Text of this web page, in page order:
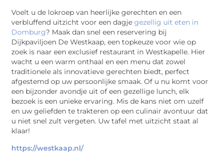
Voelt u de lokroep van heerlijke gerechten en een
verbluffend uitzicht voor een dagjegezellig uit eten in
Domburg? Maak dan snel een reservering bij
Dijkpaviljoen De Westkaap, een topkeuze voor wie op
zoek is naar een exclusief restaurant in Westkapelle. Hier
wacht u een warm onthaal en een menu dat zowel
traditionele als innovatieve gerechten biedt, perfect
afgestemd op uw persoonlijke smaak. Of u nu komt voor
een bijzonder avondje uit of een gezellige lunch, elk
bezoek is een unieke ervaring. Mis de kans niet om uzelf
en uw geliefden te trakteren op een culinair avontuur dat
u niet snel zult vergeten. Uw tafel met uitzicht staat al
klaar!
https://westkaap.nl/